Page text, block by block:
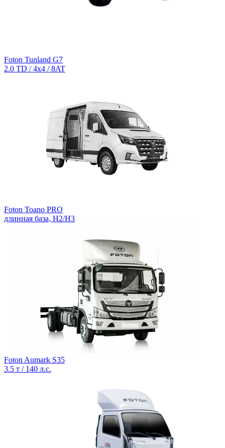
Foton Tunland G7
2.0 TD / 4х4 / 8AT
Foton Toano PRO
длинная база, H2/H3
Foton Aumark S35
3.5 т / 140 л.с.